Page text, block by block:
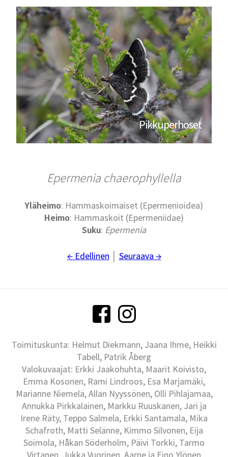
Pikkuperhoset
Epermenia chaerophyllella
Yläheimo: Hammaskoimaiset (Epermenioidea)
Heimo: Hammaskoit (Epermeniidae)
Suku: Epermenia
← Edellinen Seuraava →
Toimituskunta: Helmut Diekmann, Jaana Ihme, Heikki
Tabell, Patrik Åberg
Valokuvaajat: Erkki Jaakohuhta, Maarit Koivisto,
Emma Kosonen, Rami Lindroos, Esa Marjamäki,
Marianne Niemelä, Allan Nyyssönen, Olli Pihlajamaa,
Annukka Pirkkalainen, Markku Ruuskanen, Jari ja
Irene Räty, Teppo Salmela, Erkki Santamala, Mika
Schafroth, Matti Selänne, Kimmo Silvonen, Eija
Soimola, Håkan Söderholm, Päivi Torkki, Tarmo